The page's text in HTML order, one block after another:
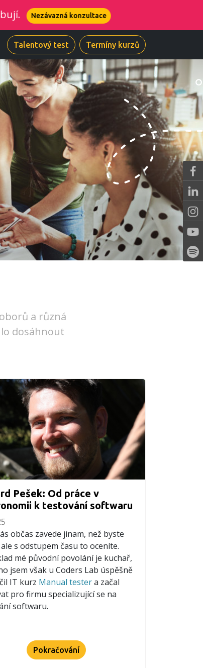
Talentový test Termíny kurzů
a různá
dosáhnout
Pešek: Od práce v
k testování softwaru
občas zavede jinam, než byste
s odstupem času to oceníte.
mé původní povolání je kuchař,
jsem však u Coders Lab úspěšně
IT kurz Manual testera začal
pro firmu specializující se na
softwaru.
Pokračování